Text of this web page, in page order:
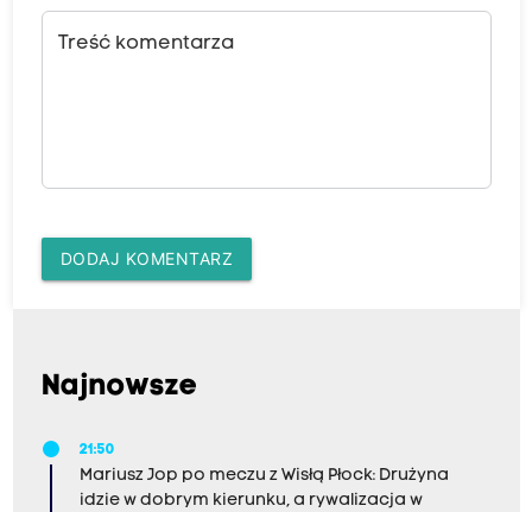
Treść komentarza
DODAJ KOMENTARZ
Najnowsze
21:50
Mariusz Jop po meczu z Wisłą Płock: Drużyna
idzie w dobrym kierunku, a rywalizacja w